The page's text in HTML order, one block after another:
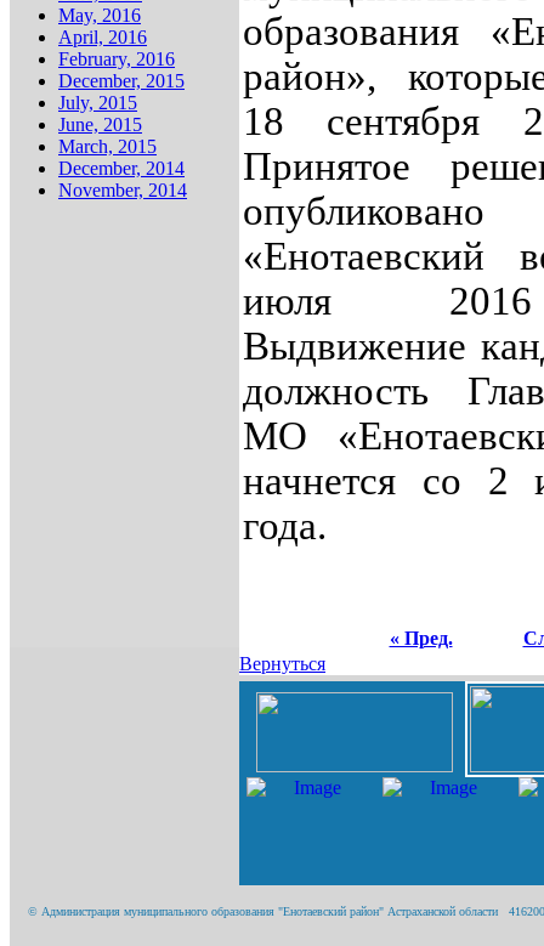
May, 2016
April, 2016
February, 2016
December, 2015
July, 2015
June, 2015
March, 2015
December, 2014
November, 2014
образования
район»,
18 сентября
Принятое
«Енотаевский
июля
Выдвижение
должность
МО
начнется со 2
года.
« Пред.
Вернуться
© Администрация муниципального образования "Енотаевский район" Астраханской области